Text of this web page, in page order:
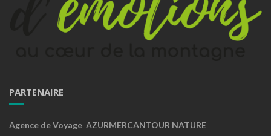
PARTENAIRE
Agence de Voyage AZURMERCANTOUR NATURE